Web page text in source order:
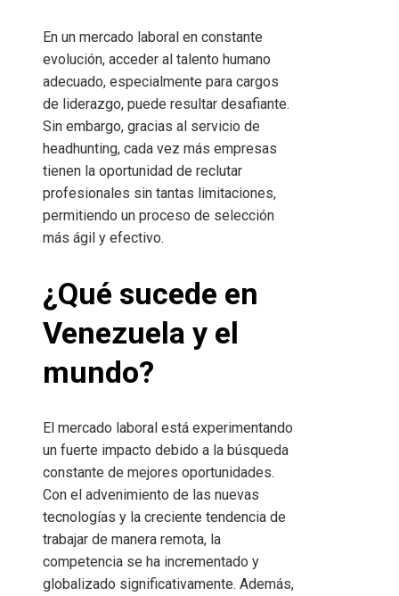
En un mercado laboral en constante
evolución, acceder al talento humano
adecuado, especialmente para cargos
de liderazgo, puede resultar desafiante.
Sin embargo, gracias al servicio de
headhunting, cada vez más empresas
tienen la oportunidad de reclutar
profesionales sin tantas limitaciones,
permitiendo un proceso de selección
más ágil y efectivo.
¿Qué sucede en
Venezuela y el
mundo?
El mercado laboral está experimentando
un fuerte impacto debido a la búsqueda
constante de mejores oportunidades.
Con el advenimiento de las nuevas
tecnologías y la creciente tendencia de
trabajar de manera remota, la
competencia se ha incrementado y
globalizado significativamente. Además,